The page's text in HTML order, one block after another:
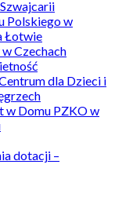
Polskiego w
Łotwie
Czechach
dla Dzieci i
w Domu PZKO w
dotacji –